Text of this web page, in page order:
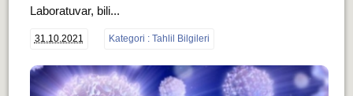
Laboratuvar, bili...
31.10.2021 Kategori : Tahlil Bilgileri